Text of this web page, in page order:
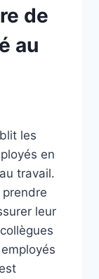
de
au
les
en
travail.
prendre
leur